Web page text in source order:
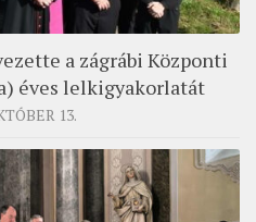
a zágrábi Központi
éves lelkigyakorlatát
13.